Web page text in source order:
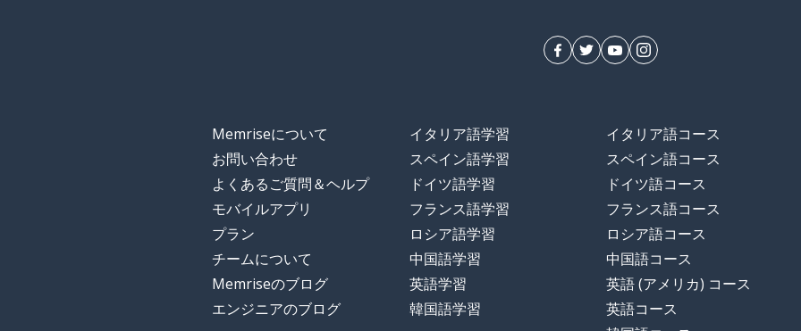
Memriseについて
お問い合わせ
よくあるご質問＆ヘルプ
モバイルアプリ
プラン
チームについて
Memriseのブログ
エンジニアのブログ
イタリア語学習
スペイン語学習
ドイツ語学習
フランス語学習
ロシア語学習
中国語学習
英語学習
韓国語学習
イタリア語コース
スペイン語コース
ドイツ語コース
フランス語コース
ロシア語コース
中国語コース
英語 (アメリカ) コース
英語コース